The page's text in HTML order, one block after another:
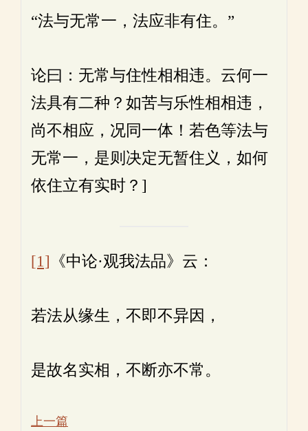
“法与无常一，法应非有住。”
论曰：无常与住性相相违。云何一
法具有二种？如苦与乐性相相违，
尚不相应，况同一体！若色等法与
无常一，是则决定无暂住义，如何
依住立有实时？]
[1] 《中论·观我法品》云：
若法从缘生，不即不异因，
是故名实相，不断亦不常。
上一篇